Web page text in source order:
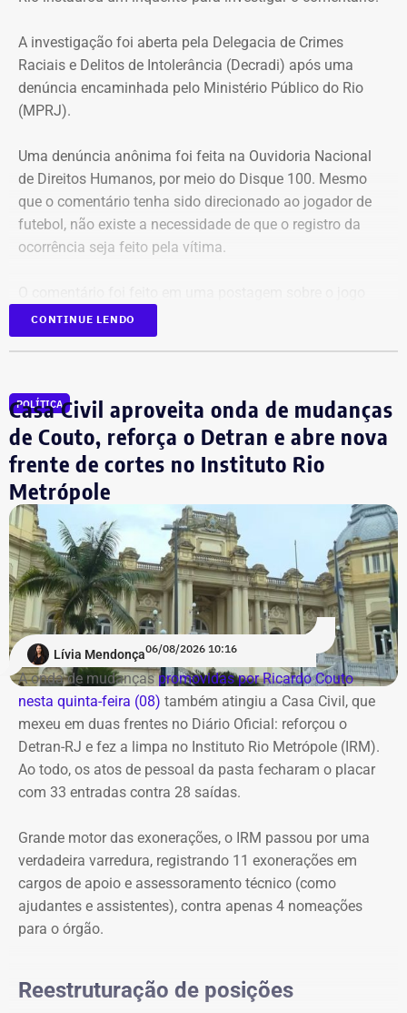
Prazos rigorosos para certificação
obrigatória
cronograma rígido aos nomeados que ainda não
possuem a certificação profissional exigida por lei:
Inscrição no exame: Prova de inscrição em até 90 dias a
partir da contratação da empresa certificadora;
Punição: O descumprimento do prazo resultará no
afastamento e substituição imediata do servidor.
de Contas do Estado (TCE-RJ) e a Polícia Federal (PF).
O reforço nas exigências de qualificação técnica e a
atualização de normas de governança tentam fechar
brechas para garantir que as decisões de investimento
passem por critérios mais rigorosos, blindando o
patrimônio destinado às aposentadorias e pensões dos
servidores do Rio.
COM FÁBIO MARTINS.
A investigação foi aberta pela Delegacia de Crimes
Raciais e Delitos de Intolerância (Decradi) após uma
denúncia encaminhada pelo Ministério Público do Rio
(MPRJ).
Uma denúncia anônima foi feita na Ouvidoria Nacional
de Direitos Humanos, por meio do Disque 100. Mesmo
que o comentário tenha sido direcionado ao jogador de
futebol, não existe a necessidade de que o registro da
ocorrência seja feito pela vítima.
entre o Real Madrid, time de
Munique. No jogo, o atleta brasileiro e Joshua Kimmich
A denúncia foi posteriormente enviada ao MPRJ para
análise e, em junho, a Justiça determinou o
encaminhamento do procedimento à Decradi para
instaurar o inquérito policial e adotar as diligências
necessárias para que o responsável pelo comentário seja
identificado.
Os investigadores expediram um ofício à empresa Meta
Platforms para obter os dados cadastrais vinculados ao
perfil responsável pelo comentário.
Com informações de G1.
CONTINUE LENDO
POLÍTICA
Casa Civil aproveita onda de mudanças
de Couto, reforça o Detran e abre nova
frente de cortes no Instituto Rio
Metrópole
Lívia Mendonça06/08/2026 10:16
A onda de mudançaspromovidas por Ricardo Couto
nesta quinta-feira (08) também atingiu a Casa Civil, que
mexeu em duas frentes no Diário Oficial: reforçou o
Detran-RJ e fez a limpa no Instituto Rio Metrópole (IRM).
Ao todo, os atos de pessoal da pasta fecharam o placar
com 33 entradas contra 28 saídas.
Grande motor das exonerações, o IRM passou por uma
verdadeira varredura, registrando 11 exonerações em
cargos de apoio e assessoramento técnico (como
ajudantes e assistentes), contra apenas 4 nomeações
para o órgão.
Reestruturação de posições